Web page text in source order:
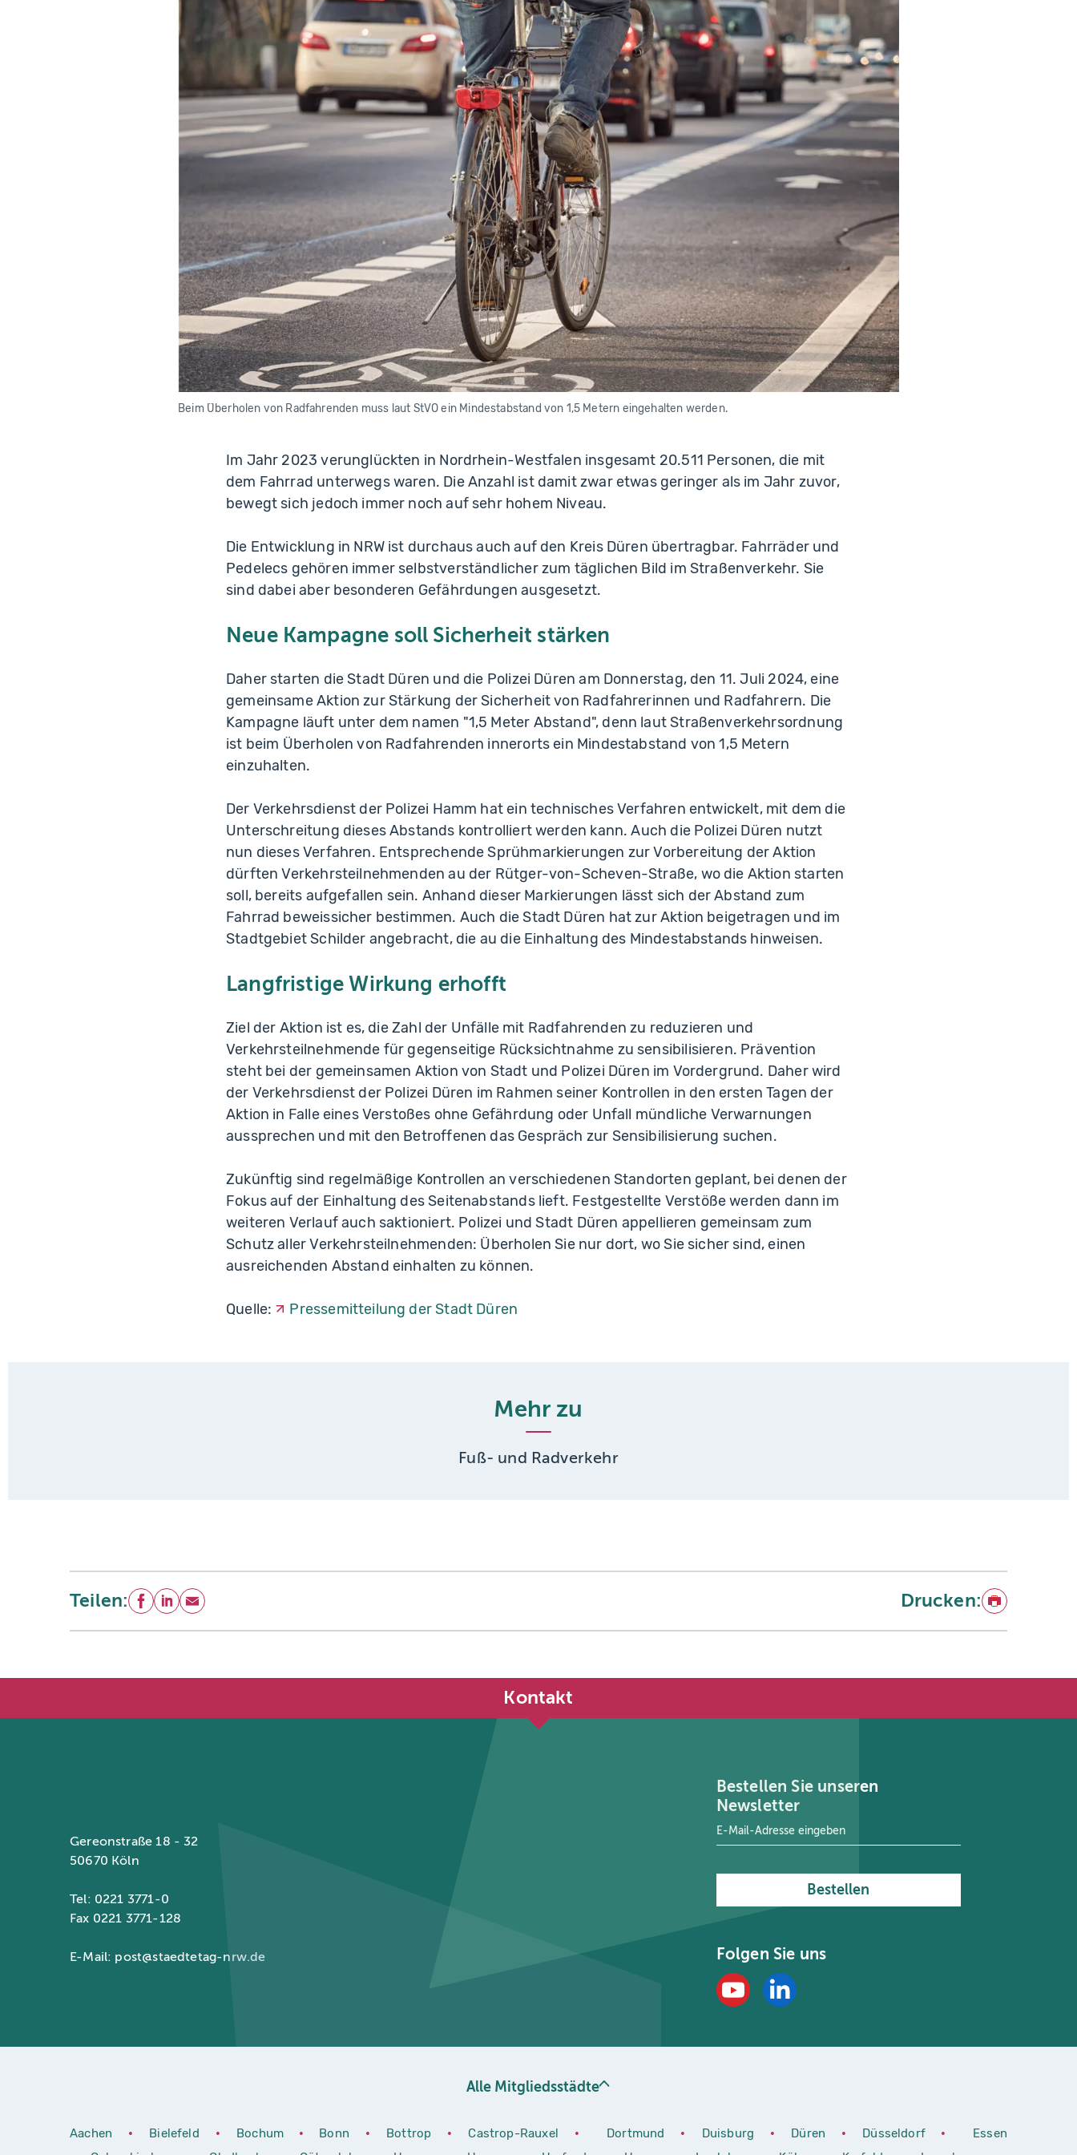
Beim Überholen von Radfahrenden muss laut StVO ein Mindestabstand von 1,5 Metern eingehalten werden.
Im Jahr 2023 verunglückten in Nordrhein-Westfalen insgesamt 20.511 Personen, die mit
dem Fahrrad unterwegs waren. Die Anzahl ist damit zwar etwas geringer als im Jahr zuvor,
bewegt sich jedoch immer noch auf sehr hohem Niveau.
Die Entwicklung in NRW ist durchaus auch auf den Kreis Düren übertragbar. Fahrräder und
Pedelecs gehören immer selbstverständlicher zum täglichen Bild im Straßenverkehr. Sie
sind dabei aber besonderen Gefährdungen ausgesetzt.
Neue Kampagne soll Sicherheit stärken
Daher starten die Stadt Düren und die Polizei Düren am Donnerstag, den 11. Juli 2024, eine
gemeinsame Aktion zur Stärkung der Sicherheit von Radfahrerinnen und Radfahrern. Die
Kampagne läuft unter dem namen "1,5 Meter Abstand", denn laut Straßenverkehrsordnung
ist beim Überholen von Radfahrenden innerorts ein Mindestabstand von 1,5 Metern
einzuhalten.
Der Verkehrsdienst der Polizei Hamm hat ein technisches Verfahren entwickelt, mit dem die
Unterschreitung dieses Abstands kontrolliert werden kann. Auch die Polizei Düren nutzt
nun dieses Verfahren. Entsprechende Sprühmarkierungen zur Vorbereitung der Aktion
dürften Verkehrsteilnehmenden au der Rütger-von-Scheven-Straße, wo die Aktion starten
soll, bereits aufgefallen sein. Anhand dieser Markierungen lässt sich der Abstand zum
Fahrrad beweissicher bestimmen. Auch die Stadt Düren hat zur Aktion beigetragen und im
Stadtgebiet Schilder angebracht, die au die Einhaltung des Mindestabstands hinweisen.
Langfristige Wirkung erhofft
Ziel der Aktion ist es, die Zahl der Unfälle mit Radfahrenden zu reduzieren und
Verkehrsteilnehmende für gegenseitige Rücksichtnahme zu sensibilisieren. Prävention
steht bei der gemeinsamen Aktion von Stadt und Polizei Düren im Vordergrund. Daher wird
der Verkehrsdienst der Polizei Düren im Rahmen seiner Kontrollen in den ersten Tagen der
Aktion in Falle eines Verstoßes ohne Gefährdung oder Unfall mündliche Verwarnungen
aussprechen und mit den Betroffenen das Gespräch zur Sensibilisierung suchen.
Zukünftig sind regelmäßige Kontrollen an verschiedenen Standorten geplant, bei denen der
Fokus auf der Einhaltung des Seitenabstands lieft. Festgestellte Verstöße werden dann im
weiteren Verlauf auch saktioniert. Polizei und Stadt Düren appellieren gemeinsam zum
Schutz aller Verkehrsteilnehmenden: Überholen Sie nur dort, wo Sie sicher sind, einen
ausreichenden Abstand einhalten zu können.
Quelle: Pressemitteilung der Stadt Düren
Mehr zu
Fuß- und Radverkehr
Teilen: Facebook
LinkedIn
E-Mail Drucken: Drucken
Kontakt
Gereonstraße 18 - 32
50670 Köln
Tel: 0221 3771-0
Fax 0221 3771-128
E-Mail: post@staedtetag-nrw.de
Bestellen Sie unseren
Newsletter
E-Mail-Adresse
Bestellen
Folgen Sie uns
Alle Mitgliedsstädte
Aachen • Bielefeld • Bochum • Bonn • Bottrop • Castrop-Rauxel • Dortmund • Duisburg • Düren • Düsseldorf •
Essen